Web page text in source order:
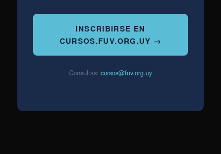
INSCRIBIRSE EN
CURSOS.FUV.ORG.UY →
Consultas: cursos@fuv.org.uy